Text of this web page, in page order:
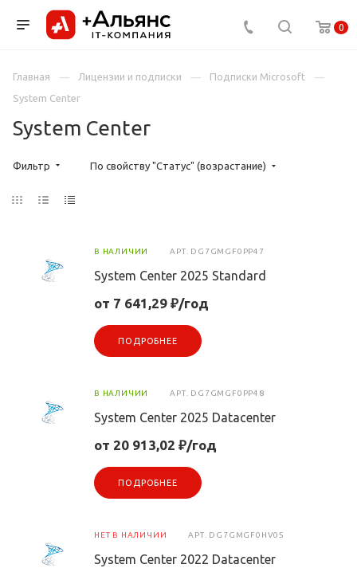
0
Главная Лицензии и подписки
Подписки Microsoft
System Center
System Center
Фильтр По свойству "Статус" (возрастание)
В НАЛИЧИИ АРТ. DG7GMGF0PP47
System Center 2025 Standard
от 7 641,29 ₽/год
ПОДРОБНЕЕ
В НАЛИЧИИ АРТ. DG7GMGF0PP48
System Center 2025 Datacenter
от 20 913,02 ₽/год
ПОДРОБНЕЕ
НЕТ В НАЛИЧИИ АРТ. DG7GMGF0HV0S
System Center 2022 Datacenter